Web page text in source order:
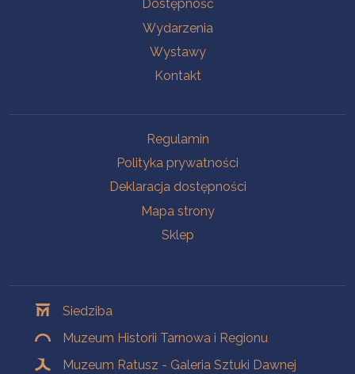
Dostępność
Wydarzenia
Wystawy
Kontakt
Regulamin
Polityka prywatności
Deklaracja dostępności
Mapa strony
Sklep
Siedziba
Muzeum Historii Tarnowa i Regionu
Muzeum Ratusz - Galeria Sztuki Dawnej